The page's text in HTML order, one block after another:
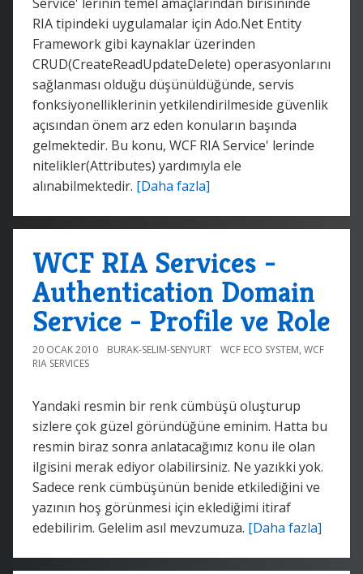
RIA tipindeki uygulamalar için Ado.Net Entity
Framework gibi kaynaklar üzerinden
CRUD(CreateReadUpdateDelete) operasyonlarını
sağlanması olduğu düşünüldüğünde, servis
fonksiyonelliklerinin yetkilendirilmeside güvenlik
açısından önem arz eden konuların başında
gelmektedir. Bu konu, WCF RIA Service' lerinde
nitelikler(Attributes) yardımıyla ele
alınabilmektedir. [Daha fazla]
WCF RIA Services -
Authentication Domain
Service - Profile ve Role
20 OCAK 2010 BURAK-SELIM-SENYURT WCF ECO SYSTEM, WCF
RIA SERVICES
Yandaki resmin bir renk cümbüşü oluşturup
sizlere çok güzel göründüğüne eminim. Hatta bu
resmin biraz sonra anlatacağımız konu ile olan
ilgisini merak ediyor olabilirsiniz. Ne yazıkki yok.
Sadece renk cümbüşünün benide etkilediğini ve
yazının hoş görünmesi için eklediğimi itiraf
edebilirim. Gelelim asıl mevzumuza. [Daha fazla]